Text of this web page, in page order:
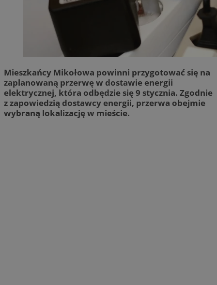
Mieszkańcy Mikołowa powinni przygotować się na
zaplanowaną przerwę w dostawie energii
elektrycznej, która odbędzie się 9 stycznia. Zgodnie
z zapowiedzią dostawcy energii, przerwa obejmie
wybraną lokalizację w mieście.